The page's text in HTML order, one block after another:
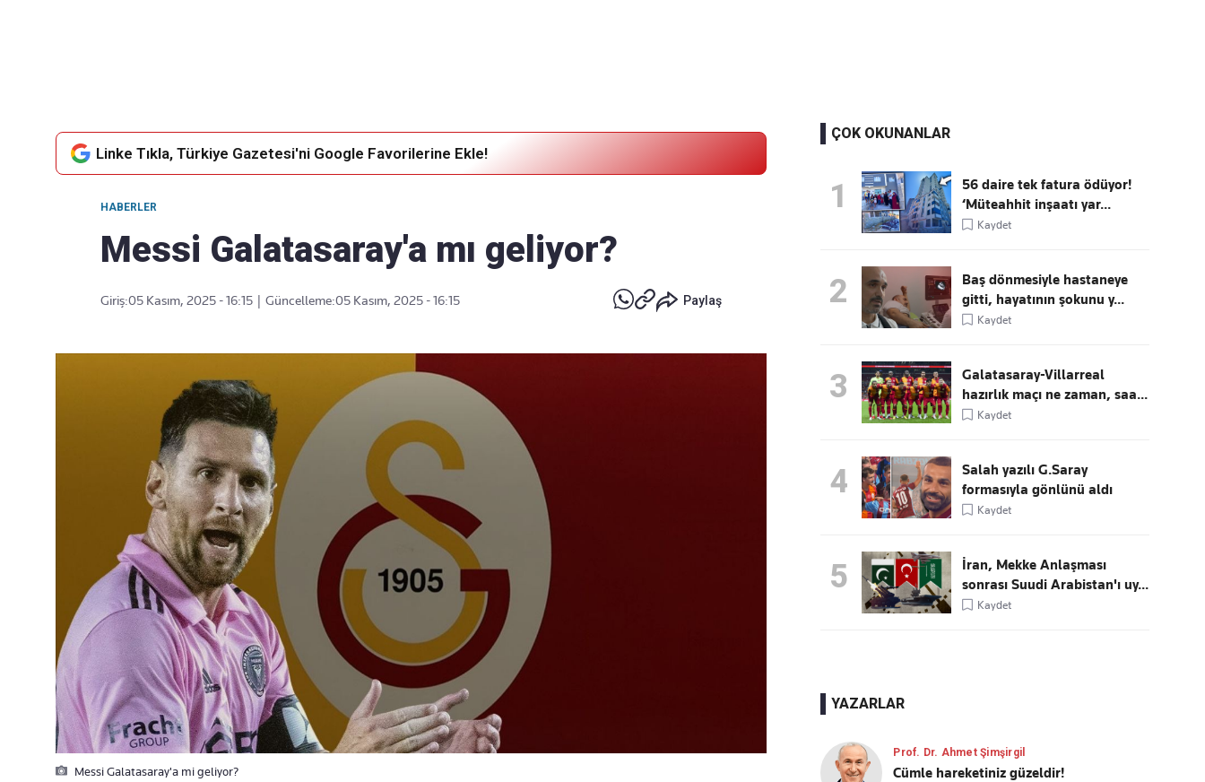
Linke Tıkla, Türkiye Gazetesi'ni Google Favorilerine Ekle!
HABERLER
Messi Galatasaray'a mı geliyor?
Giriş:05 Kasım, 2025 - 16:15 Güncelleme:05 Kasım, 2025 - 16:15 Paylaş
Messi Galatasaray'a mi geliyor?
ÇOK OKUNANLAR
1
56 daire tek fatura ödüyor!
‘Müteahhit inşaatı yar...
Kaydet
2
Baş dönmesiyle hastaneye
gitti, hayatının şokunu y...
Kaydet
3
Galatasaray-Villarreal
hazırlık maçı ne zaman, saa...
Kaydet
4
Salah yazılı G.Saray
formasıyla gönlünü aldı
Kaydet
5
İran, Mekke Anlaşması
sonrası Suudi Arabistan'ı uy...
Kaydet
YAZARLAR
Prof. Dr. Ahmet Şimşirgil
Cümle hareketiniz güzeldir!